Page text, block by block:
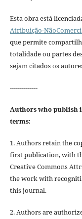
Esta obra está
Atribuição-
que permite
totalidade ou partes
sejam citados os
--------------
Authors who publish
terms:
1. Authors retain the
first publication, with
Creative Commons
the work with
this journal.
2. Authors are